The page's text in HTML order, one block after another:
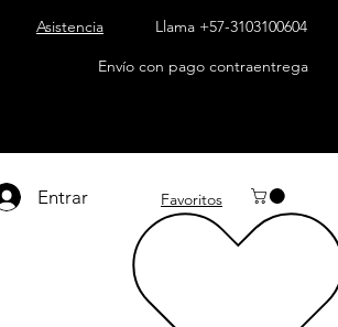
Asistencia
Llama +57-3103100604
Envío con pago contraentrega
Entrar Favoritos